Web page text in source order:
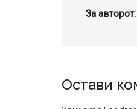
За авторот:
Reader
Остави